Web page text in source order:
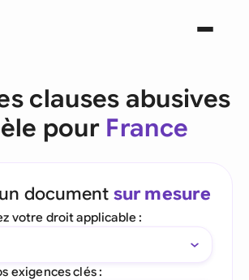
clauses abusives
pour France
document sur mesure
votre droit applicable :
exigences clés :